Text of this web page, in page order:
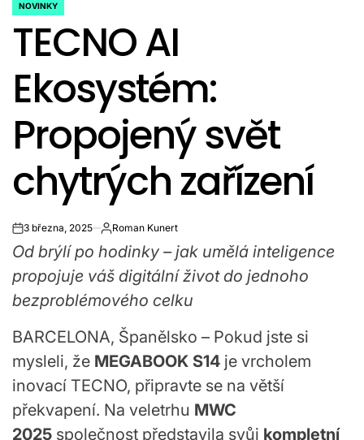
POSTED
IN
NOVINKY
TECNO AI
Ekosystém:
Propojený svět
chytrých zařízení
on3 března, 2025 Roman Kunert
Od brýlí po hodinky – jak umělá inteligence
propojuje váš digitální život do jednoho
bezproblémového celku
BARCELONA, Španělsko – Pokud jste si
mysleli, že MEGABOOK S14 je vrcholem
inovací TECNO, připravte se na větší
překvapení. Na veletrhu MWC
2025 společnost představila svůj kompletní